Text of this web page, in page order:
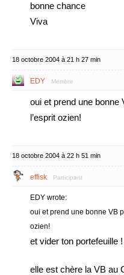
bonne chance
Viva
18 octobre 2004 à 21 h 27 min
EDY Membre
oui et prend une bonne
l’esprit ozien!
18 octobre 2004 à 22 h 51 min
effisk Participant
EDY wrote:
oui et prend une bonne VB
ozien!
et vider ton portefeuille !
elle est chère la VB au